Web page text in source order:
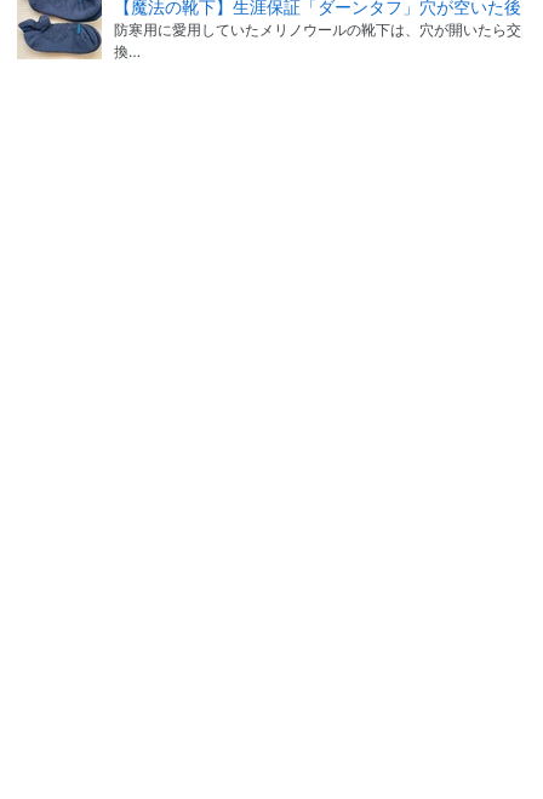
【魔法の靴下】生涯保証「ダーンタフ」穴が空いた後
防寒用に愛用していたメリノウールの靴下は、穴が開いたら交
換…